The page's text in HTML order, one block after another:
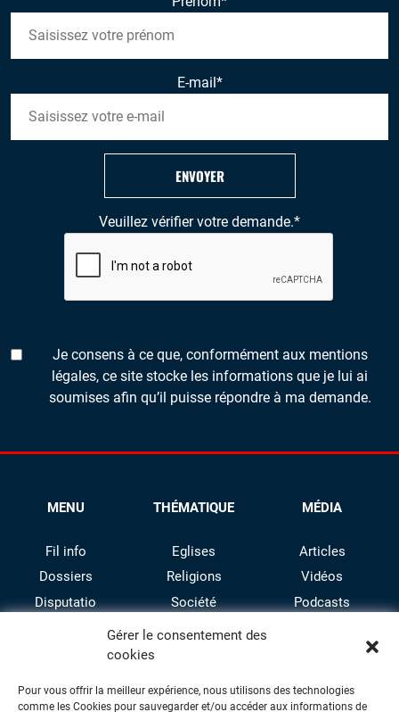
Gérer le consentement des
cookies
Pour vous offrir la meilleur expérience, nous utilisons des technologies
comme les Cookies pour sauvegarder et/ou accéder aux informations de
E-mail *
Veuillez vérifier votre demande.*
Je consens à ce que, conformément aux mentions
légales, ce site stocke les informations que je lui ai
soumises afin qu’il puisse répondre à ma demande.
ENVOYER
MENU
Fil info
Dossiers
Disputatio
THÉMATIQUE
Eglises
Religions
Société
Culture
MÉDIA
Articles
Vidéos
Podcasts